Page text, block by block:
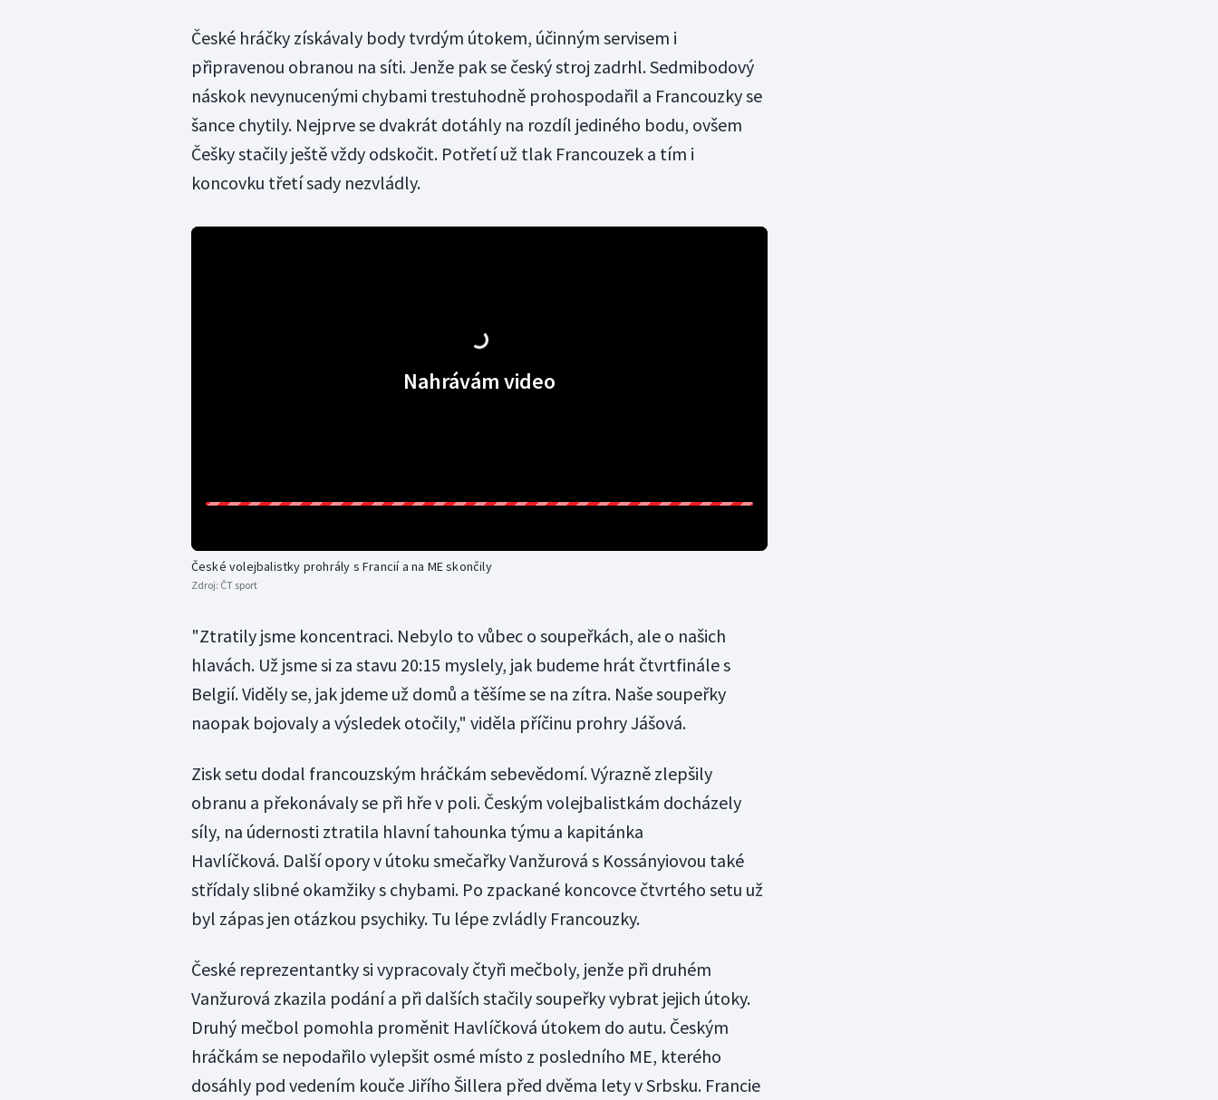
České hráčky získávaly body tvrdým útokem, účinným servisem i
připravenou obranou na síti. Jenže pak se český stroj zadrhl. Sedmibodový
náskok nevynucenými chybami trestuhodně prohospodařil a Francouzky se
šance chytily. Nejprve se dvakrát dotáhly na rozdíl jediného bodu, ovšem
Češky stačily ještě vždy odskočit. Potřetí už tlak Francouzek a tím i
koncovku třetí sady nezvládly.
Nahrávám video
České volejbalistky prohrály s Francií a na ME skončily
Zdroj: ČT sport
"Ztratily jsme koncentraci. Nebylo to vůbec o soupeřkách, ale o našich
hlavách. Už jsme si za stavu 20:15 myslely, jak budeme hrát čtvrtfinále s
Belgií. Viděly se, jak jdeme už domů a těšíme se na zítra. Naše soupeřky
naopak bojovaly a výsledek otočily," viděla příčinu prohry Jášová.
Zisk setu dodal francouzským hráčkám sebevědomí. Výrazně zlepšily
obranu a překonávaly se při hře v poli. Českým volejbalistkám docházely
síly, na údernosti ztratila hlavní tahounka týmu a kapitánka
Havlíčková. Další opory v útoku smečařky Vanžurová s Kossányiovou také
střídaly slibné okamžiky s chybami. Po zpackané koncovce čtvrtého setu už
byl zápas jen otázkou psychiky. Tu lépe zvládly Francouzky.
České reprezentantky si vypracovaly čtyři mečboly, jenže při druhém
Vanžurová zkazila podání a při dalších stačily soupeřky vybrat jejich útoky.
Druhý mečbol pomohla proměnit Havlíčková útokem do autu. Českým
hráčkám se nepodařilo vylepšit osmé místo z posledního ME, kterého
dosáhly pod vedením kouče Jiřího Šillera před dvěma lety v Srbsku. Francie